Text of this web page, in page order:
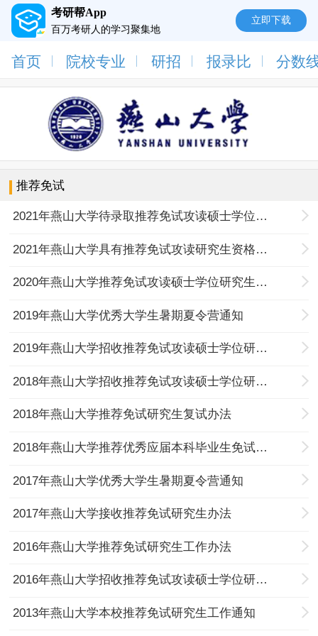
考研帮App
百万考研人的学习聚集地
立即下载
首页 院校专业 研招 报录比 分数
推荐免试
2021年燕山大学待录取推荐免试攻读硕士学位研究生名单公示
2021年燕山大学具有推荐免试攻读研究生资格学生名单公示（补充）
2020年燕山大学推荐免试攻读硕士学位研究生名单
2019年燕山大学优秀大学生暑期夏令营通知
2019年燕山大学招收推荐免试攻读硕士学位研究生章程
2018年燕山大学招收推荐免试攻读硕士学位研究生章程
2018年燕山大学推荐免试研究生复试办法
2018年燕山大学推荐优秀应届本科毕业生免试攻读研究生工作办法
2017年燕山大学优秀大学生暑期夏令营通知
2017年燕山大学接收推荐免试研究生办法
2016年燕山大学推荐免试研究生工作办法
2016年燕山大学招收推荐免试攻读硕士学位研究生章程
2013年燕山大学本校推荐免试研究生工作通知